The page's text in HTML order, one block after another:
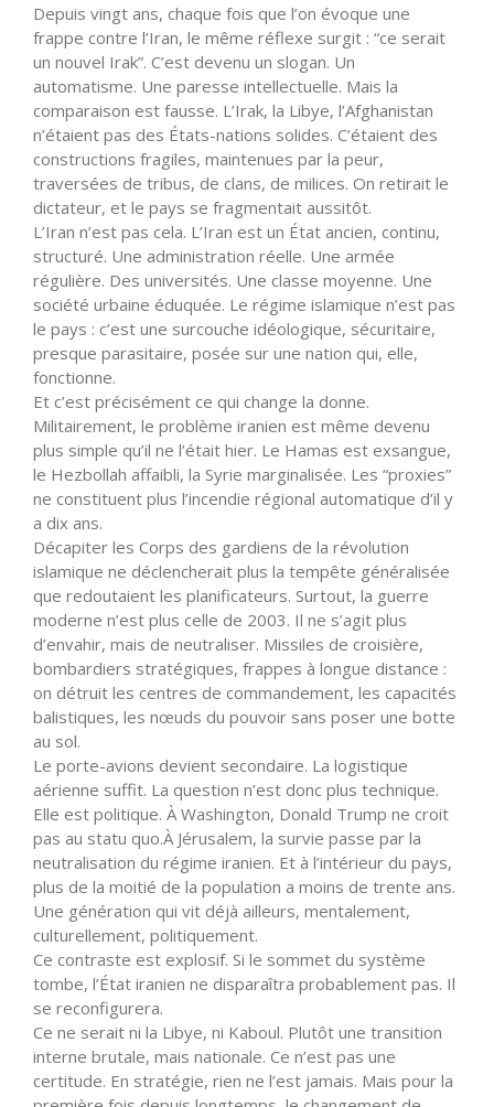
Depuis vingt ans, chaque fois que l’on évoque une
frappe contre l’Iran, le même réflexe surgit : “ce serait
un nouvel Irak”. C’est devenu un slogan. Un
automatisme. Une paresse intellectuelle. Mais la
comparaison est fausse. L’Irak, la Libye, l’Afghanistan
n’étaient pas des États-nations solides. C’étaient des
constructions fragiles, maintenues par la peur,
traversées de tribus, de clans, de milices. On retirait le
dictateur, et le pays se fragmentait aussitôt.
L’Iran n’est pas cela. L’Iran est un État ancien, continu,
structuré. Une administration réelle. Une armée
régulière. Des universités. Une classe moyenne. Une
société urbaine éduquée. Le régime islamique n’est pas
le pays : c’est une surcouche idéologique, sécuritaire,
presque parasitaire, posée sur une nation qui, elle,
fonctionne.
Et c’est précisément ce qui change la donne.
Militairement, le problème iranien est même devenu
plus simple qu’il ne l’était hier. Le Hamas est exsangue,
le Hezbollah affaibli, la Syrie marginalisée. Les “proxies”
ne constituent plus l’incendie régional automatique d’il y
a dix ans.
Décapiter les Corps des gardiens de la révolution
islamique ne déclencherait plus la tempête généralisée
que redoutaient les planificateurs. Surtout, la guerre
moderne n’est plus celle de 2003. Il ne s’agit plus
d’envahir, mais de neutraliser. Missiles de croisière,
bombardiers stratégiques, frappes à longue distance :
on détruit les centres de commandement, les capacités
balistiques, les nœuds du pouvoir sans poser une botte
au sol.
Le porte-avions devient secondaire. La logistique
aérienne suffit. La question n’est donc plus technique.
Elle est politique. À Washington, Donald Trump ne croit
pas au statu quo.À Jérusalem, la survie passe par la
neutralisation du régime iranien. Et à l’intérieur du pays,
plus de la moitié de la population a moins de trente ans.
Une génération qui vit déjà ailleurs, mentalement,
culturellement, politiquement.
Ce contraste est explosif. Si le sommet du système
tombe, l’État iranien ne disparaîtra probablement pas. Il
se reconfigurera.
Ce ne serait ni la Libye, ni Kaboul. Plutôt une transition
interne brutale, mais nationale. Ce n’est pas une
certitude. En stratégie, rien ne l’est jamais. Mais pour la